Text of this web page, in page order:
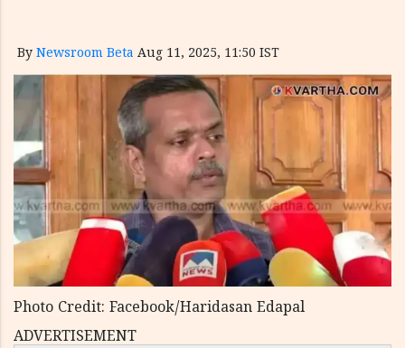
By Newsroom Beta Aug 11, 2025, 11:50 IST
Photo Credit: Facebook/Haridasan Edapal
ADVERTISEMENT